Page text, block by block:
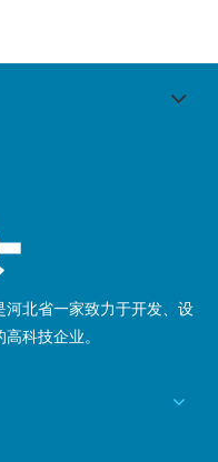
北省一家致力于开发、设
科技企业。